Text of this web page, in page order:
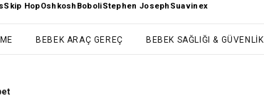
Skip HopOshkosh BoboliStephen Joseph Suavinex
BEBEK ARAÇ GEREÇ BEBEK SAĞLIĞI & GÜVENLIK